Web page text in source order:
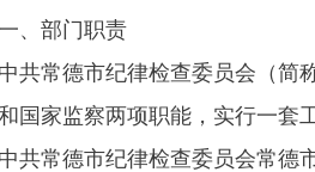
、部门职责
中共常德市纪律检查委员会（简
国家监察两项职能，实行一套
中共常德市纪律检查委员会常德